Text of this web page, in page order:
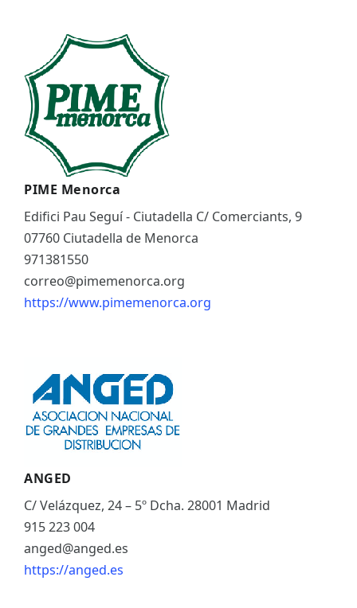
PIME Menorca
Edifici Pau Seguí - Ciutadella C/ Comerciants, 9
07760 Ciutadella de Menorca
971381550
correo@pimemenorca.org
https://www.pimemenorca.org
ANGED
C/ Velázquez, 24 – 5º Dcha. 28001 Madrid
915 223 004
anged@anged.es
https://anged.es